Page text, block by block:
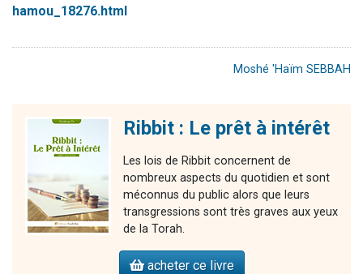
hamou_18276.html
Moshé 'Haïm SEBBAH
Ribbit : Le prêt à intérêt
Les lois de Ribbit concernent de
nombreux aspects du quotidien et sont
méconnus du public alors que leurs
transgressions sont très graves aux yeux
de la Torah.
acheter ce livre